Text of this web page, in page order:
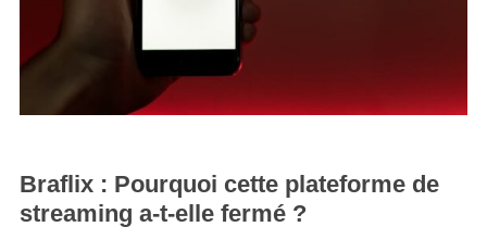
Braflix : Pourquoi cette plateforme de
streaming a-t-elle fermé ?